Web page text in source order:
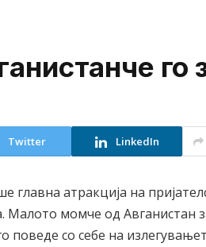
го
Twitter LinkedIn
главна атракција на
Малото момче од Авганистан
поведе со себе на